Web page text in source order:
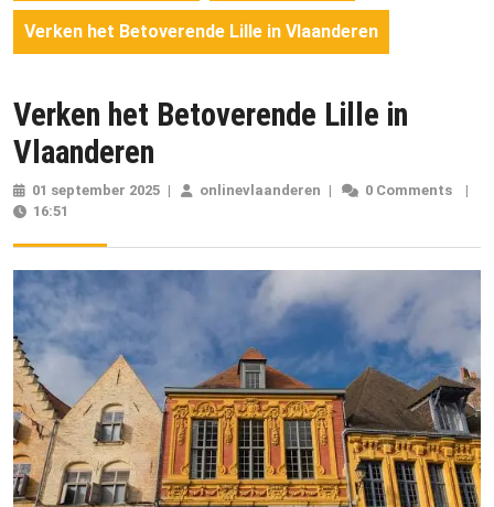
Verken het Betoverende Lille in Vlaanderen
Verken het Betoverende Lille in
Vlaanderen
01 september 2025 01
| onlinevlaanderen onlinevlaanderen
| 0 Comments
|
16:51